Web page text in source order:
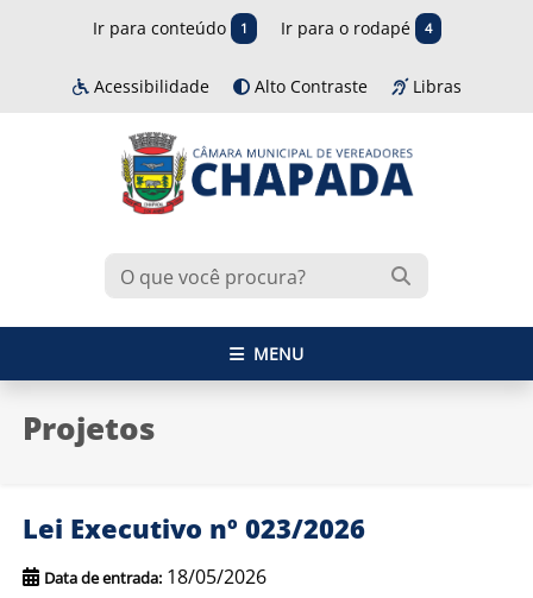
Ir para conteúdo 1 Ir para o rodapé 4
Acessibilidade Alto Contraste Libras
MENU
Projetos
Lei Executivo nº 023/2026
Data de entrada: 18/05/2026